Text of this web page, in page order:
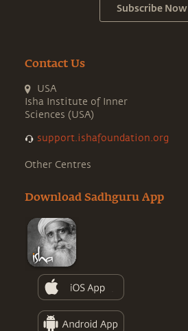
Subscribe Now
Contact Us
USA
Isha Institute of Inner
Sciences (USA)
support.ishafoundation.org
Other Centres
Download Sadhguru App